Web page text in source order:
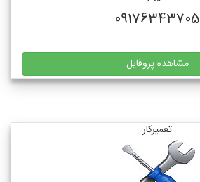
09176343705
مشاهده پروفایل
تعمیرکار